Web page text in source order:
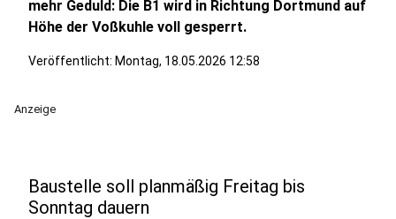
mehr Geduld: Die B1 wird in Richtung Dortmund auf
Höhe der Voßkuhle voll gesperrt.
Veröffentlicht: Montag, 18.05.2026 12:58
Anzeige
Baustelle soll planmäßig Freitag bis
Sonntag dauern